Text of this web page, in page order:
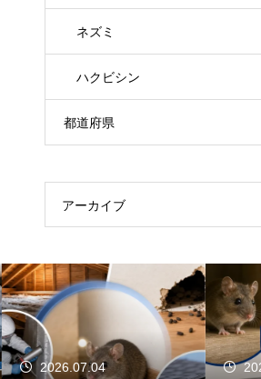
ネズミ
ハクビシン
都道府県
アーカイブ
2026.07.04